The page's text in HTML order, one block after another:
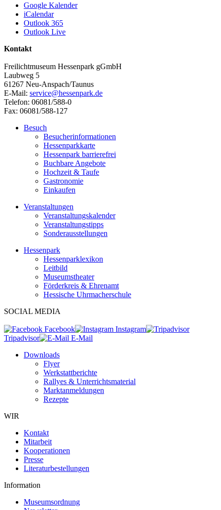
Google Kalender
iCalendar
Outlook 365
Outlook Live
Kontakt
Freilichtmuseum Hessenpark gGmbH
Laubweg 5
61267 Neu-Anspach/Taunus
E-Mail: service@hessenpark.de
Telefon: 06081/588-0
Fax: 06081/588-127
Besuch
Besucherinformationen
Hessenparkkarte
Hessenpark barrierefrei
Buchbare Angebote
Hochzeit & Taufe
Gastronomie
Einkaufen
Veranstaltungen
Veranstaltungskalender
Veranstaltungstipps
Sonderausstellungen
Hessenpark
Hessenparklexikon
Leitbild
Museumstheater
Förderkreis & Ehrenamt
Hessische Uhrmacherschule
SOCIAL MEDIA
Facebook
Instagram
Tripadvisor
E-Mail
Downloads
Flyer
Werkstattberichte
Rallyes & Unterrichtsmaterial
Marktanmeldungen
Rezepte
WIR
Kontakt
Mitarbeit
Kooperationen
Presse
Literaturbestellungen
Information
Museumsordnung